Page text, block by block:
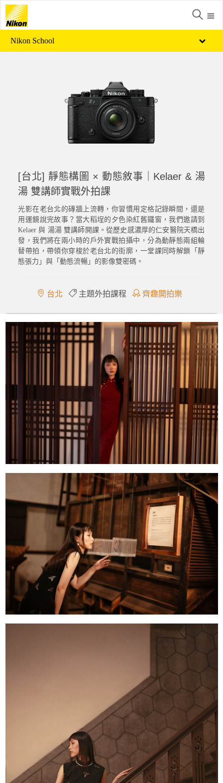
Nikon School
[台北] 靜態構圖 × 動態敘事｜Kelaer & 湯
湯 雙講師實戰外拍課
光影在老台北的磚牆上流轉，你習慣用定格記錄瞬間，還是
用運鏡說完故事？當大稻埕的夕色染紅舊鐵窗，我們邀請到
Kelaer 與 湯湯 雙講師開課。從歷史感濃厚的仁安醫院天橋出
發，我們將在兩小時的戶外實戰拍攝中，分為動靜態兩組輪
替帶拍，帶領你穿梭於老台北的街廓，一堂課同時解鎖「靜
態張力」與「動態流暢」的影像雙密碼。
台北 主題外拍課程 齊趣開拍樂